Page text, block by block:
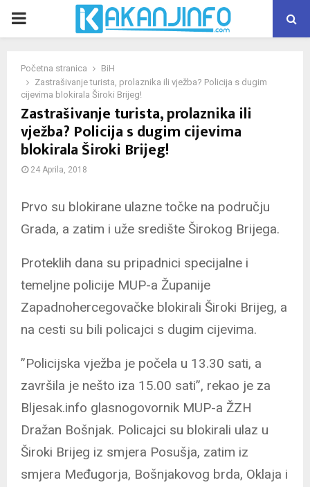
PRIMARY
Početna stranica
BiH
Zastrašivanje turista, prolaznika ili vježba? Policija s dugim
cijevima blokirala Široki Brijeg!
Zastrašivanje turista, prolaznika ili
vježba? Policija s dugim cijevima
blokirala Široki Brijeg!
24 Aprila, 2018
Prvo su blokirane ulazne točke na području
Grada, a zatim i uže središte Širokog Brijega.
Proteklih dana su pripadnici specijalne i
temeljne policije MUP-a Županije
Zapadnohercegovačke blokirali Široki Brijeg, a
na cesti su bili policajci s dugim cijevima.
”Policijska vježba je počela u 13.30 sati, a
završila je nešto iza 15.00 sati”, rekao je za
Bljesak.info glasnogovornik MUP-a ŽZH
Dražan Bošnjak. Policajci su blokirali ulaz u
Široki Brijeg iz smjera Posušja, zatim iz
smjera Međugorja, Bošnjakovog brda, Oklaja i